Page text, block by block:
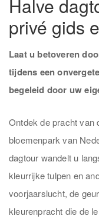
Halve
privé gids
Laat u betoveren
tijdens een
begeleid door uw
Ontdek de pracht van
bloemenpark van
dagtour wandelt u
kleurrijke tulpen en
voorjaarslucht, de
kleurenpracht die de